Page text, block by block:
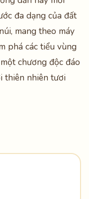
đa dạng của đất
mang theo máy
phá các tiểu vùng
chương độc đáo
thiên nhiên tươi